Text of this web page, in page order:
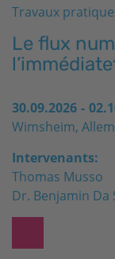
Travaux
Le flux
30.09.2026 -
Wimsheim,
Intervenants:
Thomas Musso
Dr. Benjamin Da